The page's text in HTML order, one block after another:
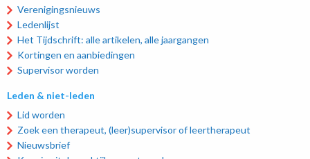
Verenigingsnieuws
Ledenlijst
Het Tijdschrift: alle artikelen, alle jaargangen
Kortingen en aanbiedingen
Supervisor worden
Leden & niet-leden
Lid worden
Zoek een therapeut, (leer)supervisor of leertherapeut
Nieuwsbrief